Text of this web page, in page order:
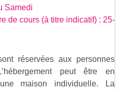
Samedi
de cours (à titre indicatif) : 25-
réservées aux personnes
peut être en
maison individuelle. La